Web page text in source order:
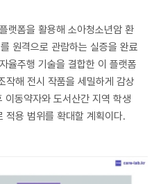
랫폼을 활용해 소아청소년암 환
원격으로 관람하는 실증을 완료
율주행 기술을 결합한 이 플랫폼
작해 전시 작품을 세밀하게 감상
동약자와 도서산간 지역 학생
적용 범위를 확대할 계획이다.